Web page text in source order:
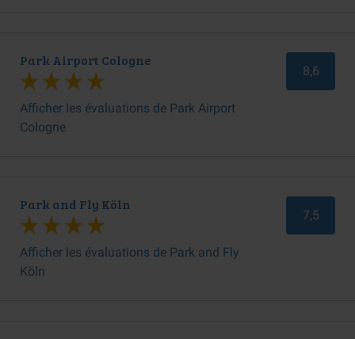
Park Airport Cologne
Afficher les évaluations de Park Airport
Cologne
8,6
Park and Fly Köln
Afficher les évaluations de Park and Fly
Köln
7,5